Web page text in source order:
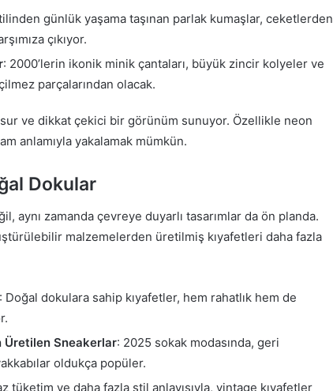
günlük yaşama taşınan parlak kumaşlar, ceketlerden
çıkıyor.
: 2000’lerin ikonik minik çantaları, büyük zincir kolyeler ve
parçalarından olacak.
ve dikkat çekici bir görünüm sunuyor. Özellikle neon
anlamıyla yakalamak mümkün.
Dokular
aynı zamanda çevreye duyarlı tasarımlar da ön planda.
malzemelerden üretilmiş kıyafetleri daha fazla
: Doğal dokulara sahip kıyafetler, hem rahatlık hem de
Üretilen Sneakerlar: 2025 sokak modasında, geri
oldukça popüler.
tüketim ve daha fazla stil anlayışıyla, vintage kıyafetler